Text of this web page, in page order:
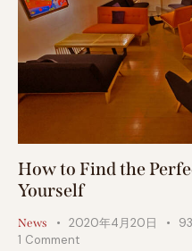
How to Find the
Yourself
News 2020年4月20日
1 Comment